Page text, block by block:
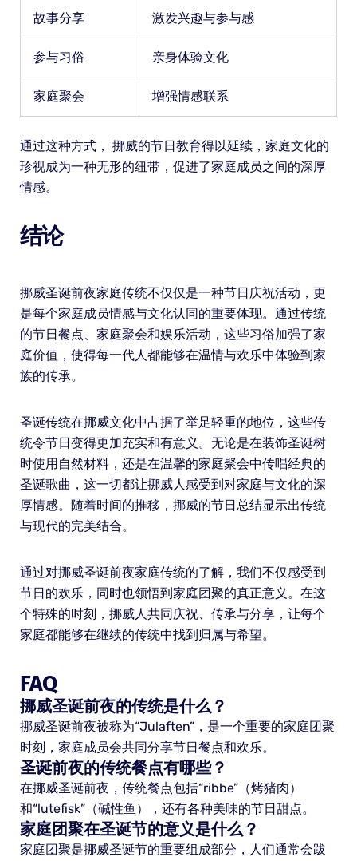
故事分享 激发兴趣与参与感
参与习俗 亲身体验文化
家庭聚会 增强情感联系
通过这种方式， 挪威的节日教育得以延续，家庭文化的
珍视成为一种无形的纽带，促进了家庭成员之间的深厚
情感。
结论
挪威圣诞前夜家庭传统不仅仅是一种节日庆祝活动，更
是每个家庭成员情感与文化认同的重要体现。通过传统
的节日餐点、家庭聚会和娱乐活动，这些习俗加强了家
庭价值，使得每一代人都能够在温情与欢乐中体验到家
族的传承。
圣诞传统在挪威文化中占据了举足轻重的地位，这些传
统令节日变得更加充实和有意义。无论是在装饰圣诞树
时使用自然材料，还是在温馨的家庭聚会中传唱经典的
圣诞歌曲，这一切都让挪威人感受到对家庭与文化的深
厚情感。随着时间的推移，挪威的节日总结显示出传统
与现代的完美结合。
通过对挪威圣诞前夜家庭传统的了解，我们不仅感受到
节日的欢乐，同时也领悟到家庭团聚的真正意义。在这
个特殊的时刻，挪威人共同庆祝、传承与分享，让每个
家庭都能够在继续的传统中找到归属与希望。
FAQ
挪威圣诞前夜的传统是什么？
挪威圣诞前夜被称为“Julaften”，是一个重要的家庭团聚
时刻，家庭成员会共同分享节日餐点和欢乐。
圣诞前夜的传统餐点有哪些？
在挪威圣诞前夜，传统餐点包括“ribbe”（烤猪肉）
和“lutefisk”（碱性鱼），还有各种美味的节日甜点。
家庭团聚在圣诞节的意义是什么？
家庭团聚是挪威圣诞节的重要组成部分，人们通常会跋